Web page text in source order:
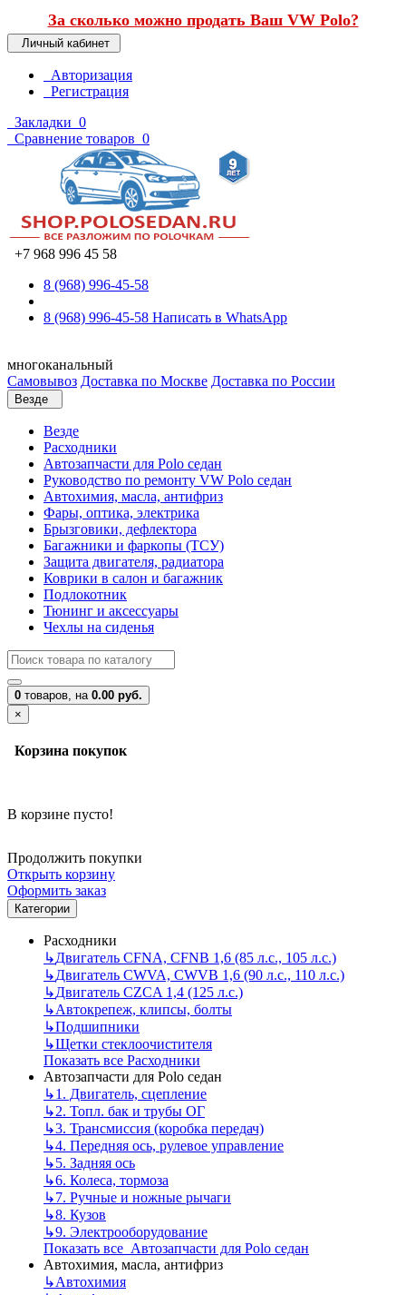
За сколько можно продать Ваш VW Polo?
Личный кабинет
Авторизация
Регистрация
Закладки 0
Сравнение товаров 0
+7 968 996 45 58
8 (968) 996-45-58
8 (968) 996-45-58 Написать в WhatsApp
многоканальный
Самовывоз Доставка по Москве Доставка по России
Везде
Везде
Расходники
Автозапчасти для Polo седан
Руководство по ремонту VW Polo седан
Автохимия, масла, антифриз
Фары, оптика, электрика
Брызговики, дефлектора
Багажники и фаркопы (ТСУ)
Защита двигателя, радиатора
Коврики в салон и багажник
Подлокотник
Тюнинг и аксессуары
Чехлы на сиденья
0 товаров, на 0.00 руб.
×
Корзина покупок
В корзине пусто!
Продолжить покупки
Открыть корзину
Оформить заказ
Категории
Расходники
↳Двигатель CFNA, CFNB 1,6 (85 л.с., 105 л.с.)
↳Двигатель CWVA, CWVB 1,6 (90 л.с., 110 л.с.)
↳Двигатель CZCA 1,4 (125 л.с.)
↳Автокрепеж, клипсы, болты
↳Подшипники
↳Щетки стеклоочистителя
Показать все Расходники
Автозапчасти для Polo седан
↳1. Двигатель, сцепление
↳2. Топл. бак и трубы ОГ
↳3. Трансмиссия (коробка передач)
↳4. Передняя ось, рулевое управление
↳5. Задняя ось
↳6. Колеса, тормоза
↳7. Ручные и ножные рычаги
↳8. Кузов
↳9. Электрооборудование
Показать все Автозапчасти для Polo седан
Автохимия, масла, антифриз
↳Автохимия